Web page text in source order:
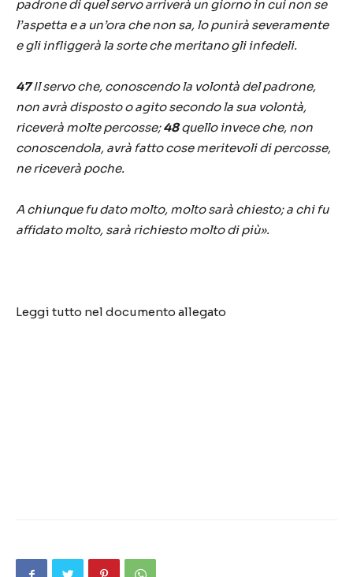
padrone di quel servo arriverà un giorno in cui non se
l’aspetta e a un’ora che non sa, lo punirà severamente
e gli infliggerà la sorte che meritano gli infedeli.
47Il servo che, conoscendo la volontà del padrone,
non avrà disposto o agito secondo la sua volontà,
riceverà molte percosse;48quello invece che, non
conoscendola, avrà fatto cose meritevoli di percosse,
ne riceverà poche.
A chiunque fu dato molto, molto sarà chiesto; a chi fu
affidato molto, sarà richiesto molto di più».
Leggi tutto nel documento allegato